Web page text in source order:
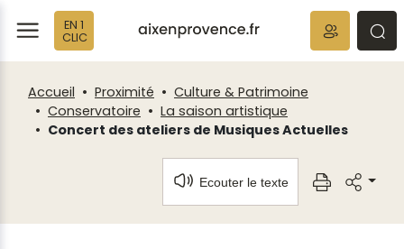
EN 1
CLIC
Accueil Proximité
Culture & Patrimoine
Conservatoire
La saison artistique
Concert des ateliers de Musiques Actuelles
Ecouter le texte
Fenêtre
de
chat
Panneau de gestion des cookies